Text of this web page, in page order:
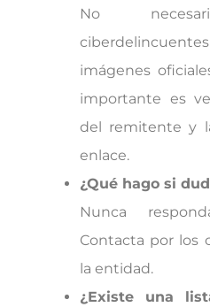
No
imágenes
importante es
del remitente y
enlace.
¿Qué hago si
Nunca
Contacta por los
la entidad.
¿Existe una